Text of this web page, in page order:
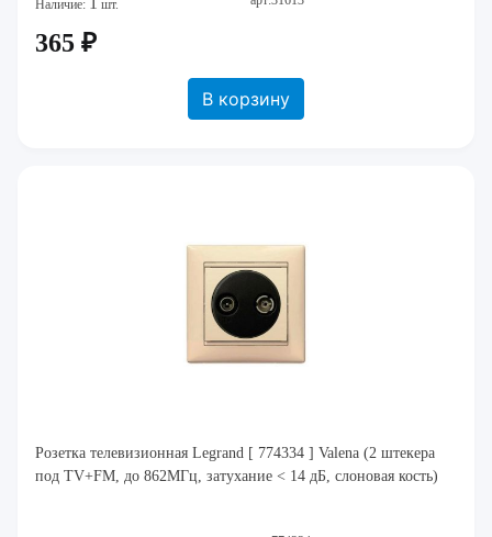
Наличие: шт.
365 ₽
В корзину
Розетка телевизионная Legrand [ 774334 ] Valena (2 штекера
под TV+FM, до 862МГц, затухание < 14 дБ, слоновая кость)